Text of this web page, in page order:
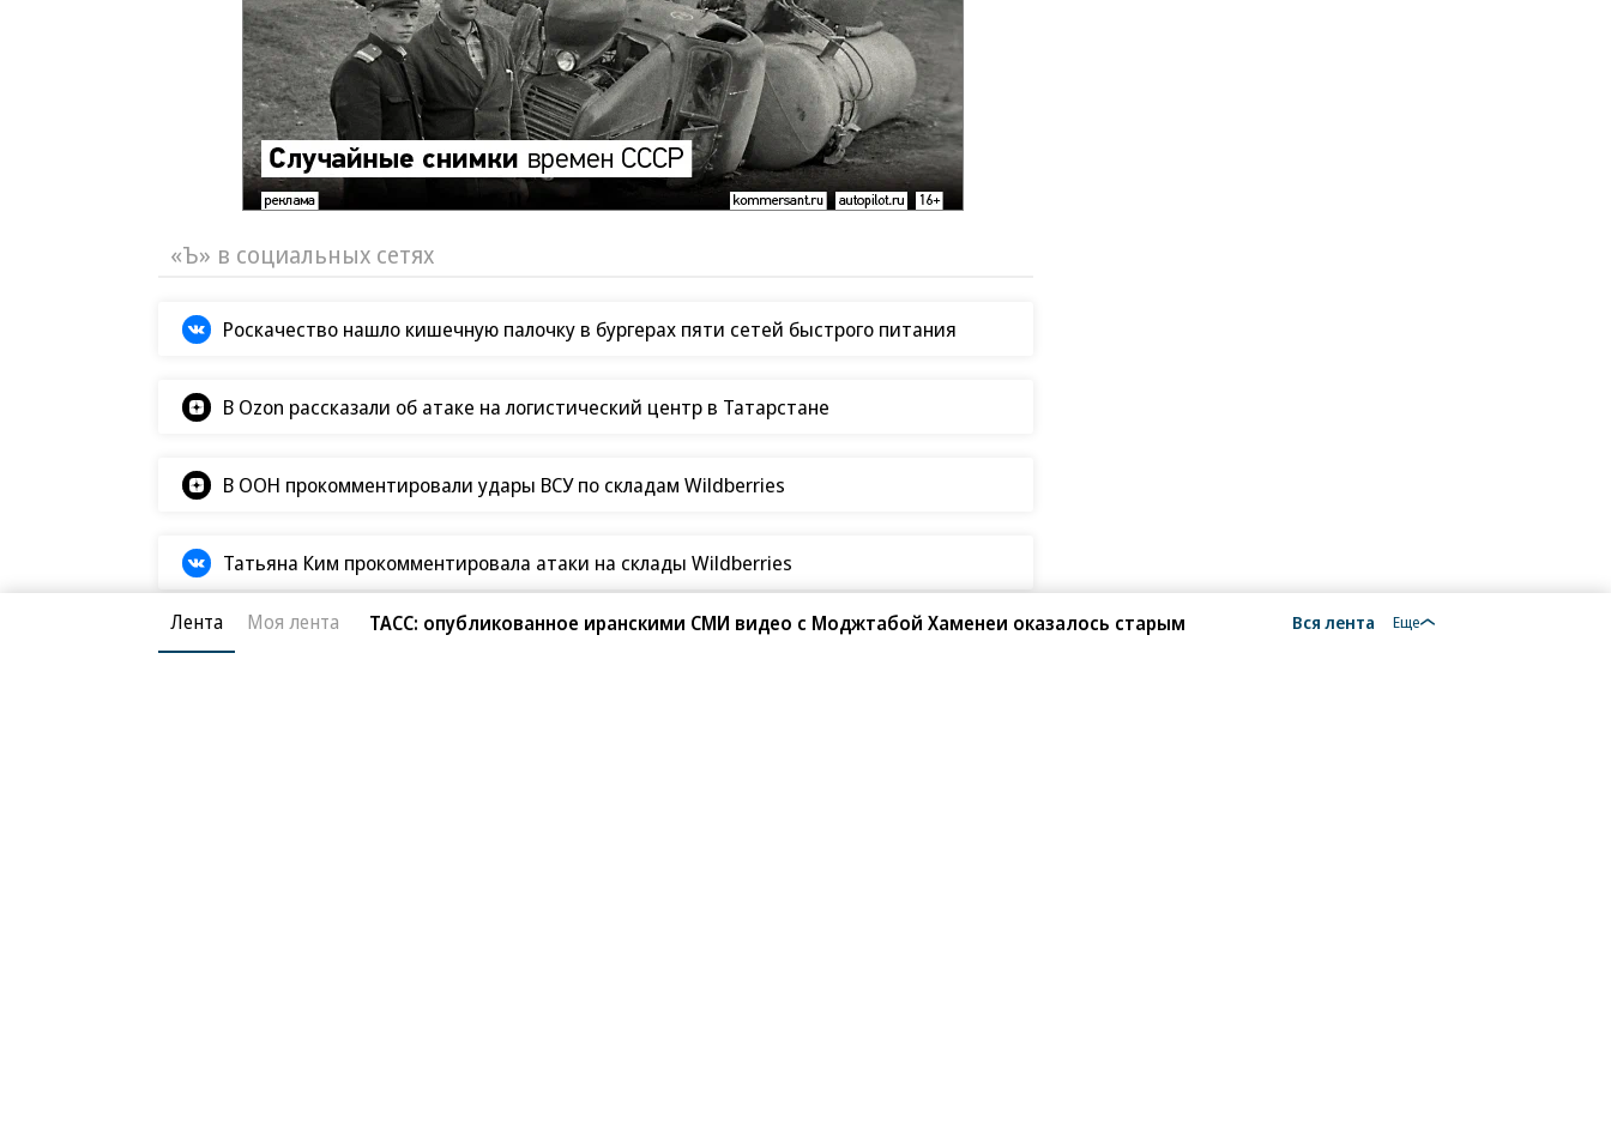
«Ъ» в социальных сетях
Роскачество нашло кишечную палочку в бургерах пяти сетей быстрого питания
В Ozon рассказали об атаке на логистический центр в Татарстане
В ООН прокомментировали удары ВСУ по складам Wildberries
Татьяна Ким прокомментировала атаки на склады Wildberries
Лента Моя лента ТАСС: опубликованное иранскими СМИ видео с Моджтабой Хаменеи оказалось старым Вся лента Еще